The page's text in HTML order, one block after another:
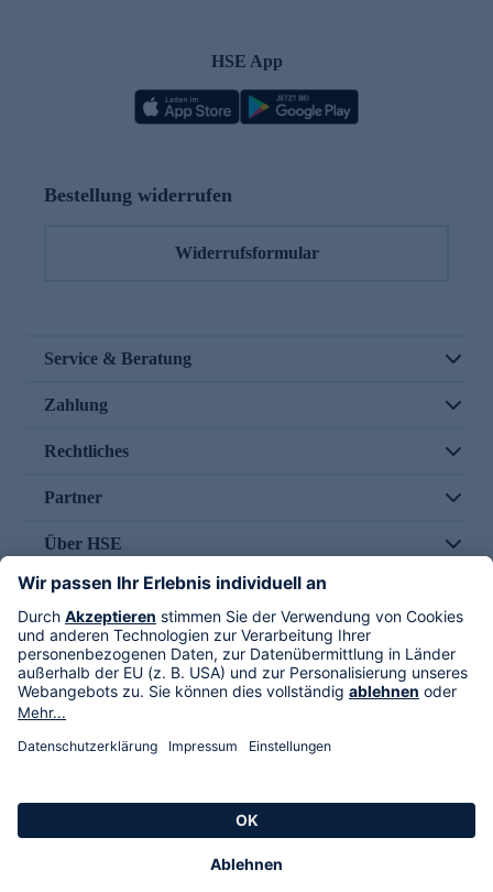
HSE App
Bestellung widerrufen
Widerrufsformular
Service & Beratung
Zahlung
Rechtliches
Partner
Über HSE
Im TV
HSE International